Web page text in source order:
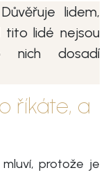
lidem,
lidé nejsou
nich dosadí
říkáte, a
protože je